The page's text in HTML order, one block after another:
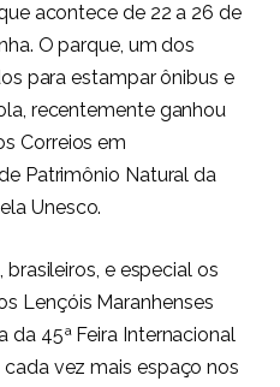
acontece de 22 a 26 de
O parque, um dos
para estampar ônibus e
recentemente ganhou
Correios em
Patrimônio Natural da
Unesco.
e especial os
Lençóis Maranhenses
45ª Feira Internacional
vez mais espaço nos